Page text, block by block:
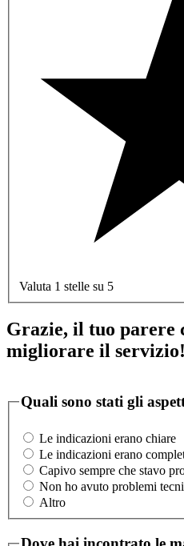
Valuta 1 stelle su 5
Grazie, il tuo parere
migliorare il servizio!
Quali sono stati gli
Le indicazioni erano chiare
Le indicazioni erano
Capivo sempre che stavo
Non ho avuto problemi
Altro